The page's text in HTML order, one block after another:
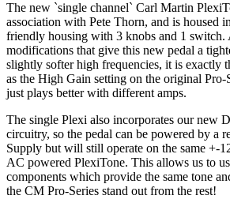
The new `single channel` Carl Martin
association with Pete Thorn, and is housed
friendly housing with 3 knobs and 1 switch.
modifications that give this new pedal a
slightly softer high frequencies, it is exactly
as the High Gain setting on the original
just plays better with different amps.
The single Plexi also incorporates our new
circuitry, so the pedal can be powered by a
Supply but will still operate on the same +-
AC powered PlexiTone. This allows us to
components which provide the same tone
the CM Pro-Series stand out from the rest!